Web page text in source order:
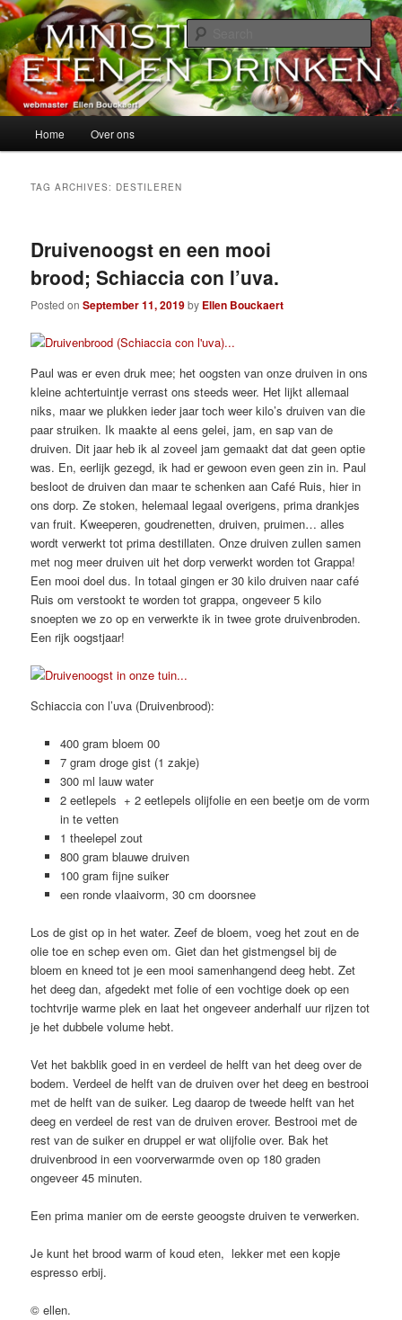
Skip
to
primary
content
Skip
to
secondary
contentMinisterie van Eten en Drinken
alles over eten, drinken en andere genoegens…
Home Over ons
TAG ARCHIVES: DESTILEREN
Druivenoogst en een mooi
brood; Schiaccia con l’uva.
Posted onSeptember 11, 2019by Ellen Bouckaert
Paul was er even druk mee; het oogsten van onze druiven in ons
kleine achtertuintje verrast ons steeds weer. Het lijkt allemaal
niks, maar we plukken ieder jaar toch weer kilo’s druiven van die
paar struiken. Ik maakte al eens gelei, jam, en sap van de
druiven. Dit jaar heb ik al zoveel jam gemaakt dat dat geen optie
was. En, eerlijk gezegd, ik had er gewoon even geen zin in. Paul
besloot de druiven dan maar te schenken aan Café Ruis, hier in
ons dorp. Ze stoken, helemaal legaal overigens, prima drankjes
van fruit. Kweeperen, goudrenetten, druiven, pruimen… alles
wordt verwerkt tot prima destillaten. Onze druiven zullen samen
met nog meer druiven uit het dorp verwerkt worden tot Grappa!
Een mooi doel dus. In totaal gingen er 30 kilo druiven naar café
Ruis om verstookt te worden tot grappa, ongeveer 5 kilo
snoepten we zo op en verwerkte ik in twee grote druivenbroden.
Een rijk oogstjaar!
Schiaccia con l’uva (Druivenbrood):
400 gram bloem 00
7 gram droge gist (1 zakje)
300 ml lauw water
2 eetlepels + 2 eetlepels olijfolie en een beetje om de vorm
in te vetten
1 theelepel zout
800 gram blauwe druiven
100 gram fijne suiker
een ronde vlaaivorm, 30 cm doorsnee
Los de gist op in het water. Zeef de bloem, voeg het zout en de
olie toe en schep even om. Giet dan het gistmengsel bij de
bloem en kneed tot je een mooi samenhangend deeg hebt. Zet
het deeg dan, afgedekt met folie of een vochtige doek op een
tochtvrije warme plek en laat het ongeveer anderhalf uur rijzen tot
je het dubbele volume hebt.
Vet het bakblik goed in en verdeel de helft van het deeg over de
bodem. Verdeel de helft van de druiven over het deeg en bestrooi
met de helft van de suiker. Leg daarop de tweede helft van het
deeg en verdeel de rest van de druiven erover. Bestrooi met de
rest van de suiker en druppel er wat olijfolie over. Bak het
druivenbrood in een voorverwarmde oven op 180 graden
ongeveer 45 minuten.
Een prima manier om de eerste geoogste druiven te verwerken.
Je kunt het brood warm of koud eten, lekker met een kopje
espresso erbij.
© ellen.